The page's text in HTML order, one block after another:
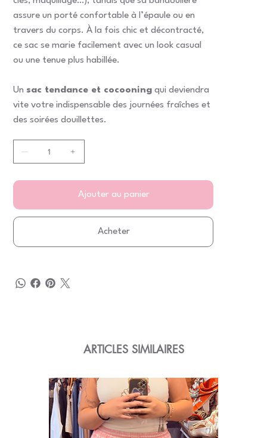
assure un porté confortable à l’épaule ou en
travers du corps. À la fois chic et décontracté,
ce sac se marie facilement avec un look casual
ou une tenue plus habillée.
Un sac tendance et cocooning qui deviendra
vite votre indispensable des journées fraîches et
des soirées douillettes.
Ajouter au panier
Acheter
ARTICLES SIMILAIRES